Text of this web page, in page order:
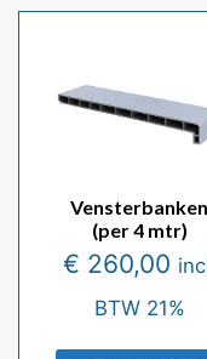
Vensterbanken
(per 4 mtr)
€ 260,00
BTW 21%